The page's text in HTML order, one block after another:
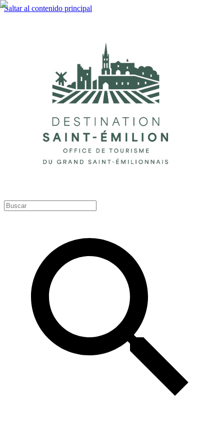
Saltar al contenido principal